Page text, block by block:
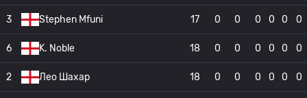
3 Stephen Mfuni 17 0 0 0 0 0 0
6 K. Noble 18 0 0 0 0 0 0
2 Лео Шахар 18 0 0 0 0 0 0